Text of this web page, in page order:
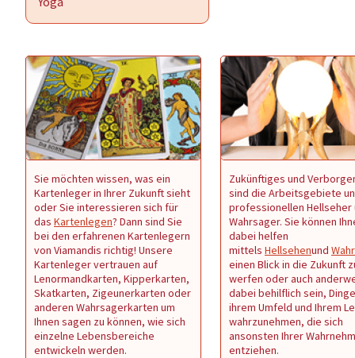
Sie möchten wissen, was ein
Kartenleger in Ihrer Zukunft sieht
oder Sie interessieren sich für
das Kartenlegen? Dann sind Sie
bei den erfahrenen Kartenlegern
von Viamandis richtig! Unsere
Kartenleger vertrauen auf
Lenormandkarten, Kipperkarten,
Skatkarten, Zigeunerkarten oder
anderen Wahrsagerkarten um
Ihnen sagen zu können, wie sich
einzelne Lebensbereiche
entwickeln werden.
Zukünftiges und
sind die Arbeitsgebiete
professionellen Hellseher
Wahrsager. Sie können
dabei helfen
mittels Hellsehenund
einen Blick in die Zukunft
werfen oder auch
dabei behilflich sein,
ihrem Umfeld und Ihrem
wahrzunehmen, die sich
ansonsten Ihrer
entziehen.